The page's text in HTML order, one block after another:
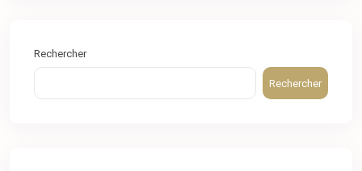
Rechercher
Rechercher